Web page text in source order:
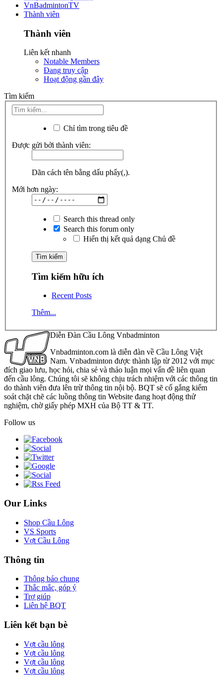
VnBadmintonTV
Thành viên
Thành viên
Liên kết nhanh
Notable Members
Đang truy cập
Hoạt động gần đây
Tìm kiếm
Chỉ tìm trong tiêu đề
Được gửi bởi thành viên:
Dãn cách tên bằng dấu phẩy(,).
Mới hơn ngày:
Search this thread only
Search this forum only
Hiển thị kết quả dạng Chủ đề
Tìm kiếm hữu ích
Recent Posts
Thêm...
Diễn Đàn Cầu Lông Vnbadminton
Vnbadminton.com là diễn đàn về Cầu Lông Việt
Nam. Vnbadminton được thành lập từ 2012 với mục
đích giao lưu, học hỏi, chia sẻ và thảo luận mọi vấn đề liên quan
đến cầu lông. Chúng tôi sẽ không chịu trách nhiệm với các thông tin
do thành viên đưa lên trừ thông tin nội bộ. BQT sẽ cố gắng kiểm
soát chặt chẽ các luồng thông tin Website đang hoạt động thử
nghiệm, chờ giấy phép MXH của Bộ TT & TT.
Follow us
Our Links
Shop Cầu Lông
VS Sports
Vợt Cầu Lông
Thông tin
Thông báo chung
Thắc mắc, góp ý
Trợ giúp
Liên hệ BQT
Liên kết bạn bè
Vợt cầu lông
Vợt cầu lông
Vợt cầu lông
Vợt cầu lông